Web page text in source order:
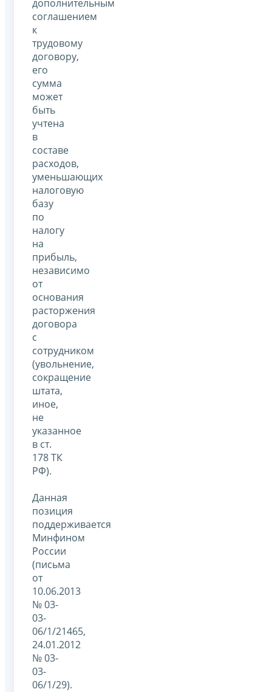
дополнительным
соглашением
к
трудовому
договору,
его
сумма
может
быть
учтена
в
составе
расходов,
уменьшающих
налоговую
базу
по
налогу
на
прибыль,
независимо
от
основания
расторжения
договора
с
сотрудником
(увольнение,
сокращение
штата,
иное,
не
указанное
в ст.
178 ТК
РФ).
Данная
позиция
поддерживается
Минфином
России
(письма
от
10.06.2013
№ 03-
03-
06/1/21465,
24.01.2012
№ 03-
03-
06/1/29).